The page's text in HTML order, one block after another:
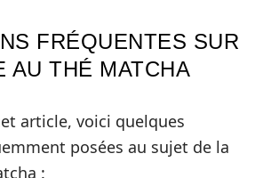
FRÉQUENTES SUR
AU THÉ MATCHA
article, voici quelques
posées au sujet de la
: